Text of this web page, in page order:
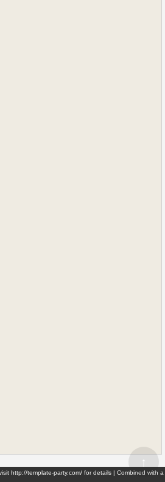
↑
http://template-party.com/ for details | Combined with a